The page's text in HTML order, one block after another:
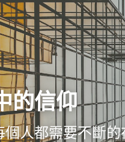
的信仰
個人都需要不斷